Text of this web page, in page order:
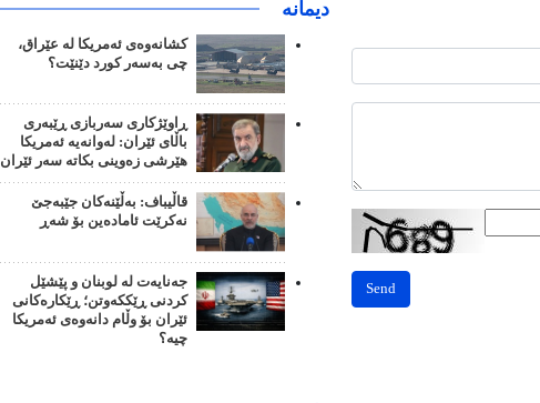
Send
دیمانە
کشانەوەی ئەمریکا لە عێراق،
چی بەسەر کورد دێنێت؟
ڕاوێژکاری سەربازی ڕێبەری
باڵای ئێران: لەوانەیە ئەمریکا
هێرشی زەوینی بکاتە سەر ئێران
قاڵیباف: بەڵێنەکان جێبەجێ
نەکرێت ئامادەین بۆ شەڕ
جەنایەت لە لوبنان و پێشێل
کردنی ڕێککەوتن؛ ڕێکارەکانی
ئێران بۆ وڵام دانەوەی ئەمریکا
چیە؟